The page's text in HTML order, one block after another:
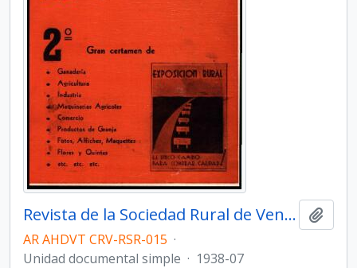
Revista de la Sociedad Rural de Venado Tuerto - Número 15
AR AHDVT CRV-RSR-015 ·
Unidad documental simple · 1938-07